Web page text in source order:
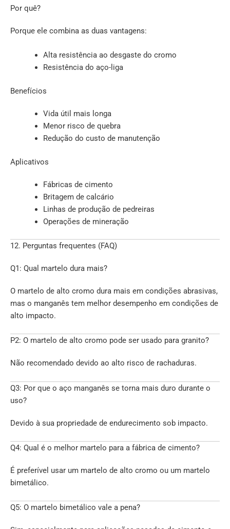
Por quê?
Porque ele combina as duas vantagens:
Alta resistência ao desgaste do cromo
Resistência do aço-liga
Benefícios
Vida útil mais longa
Menor risco de quebra
Redução do custo de manutenção
Aplicativos
Fábricas de cimento
Britagem de calcário
Linhas de produção de pedreiras
Operações de mineração
12. Perguntas frequentes (FAQ)
Q1: Qual martelo dura mais?
O martelo de alto cromo dura mais em condições abrasivas,
mas o manganês tem melhor desempenho em condições de
alto impacto.
P2: O martelo de alto cromo pode ser usado para granito?
Não recomendado devido ao alto risco de rachaduras.
Q3: Por que o aço manganês se torna mais duro durante o
uso?
Devido à sua propriedade de endurecimento sob impacto.
Q4: Qual é o melhor martelo para a fábrica de cimento?
É preferível usar um martelo de alto cromo ou um martelo
bimetálico.
Q5: O martelo bimetálico vale a pena?